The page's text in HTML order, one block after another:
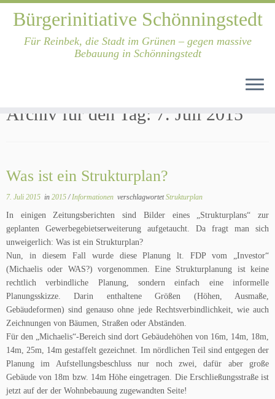
Bürgerinitiative Schönningstedt
Für Reinbek, die Stadt im Grünen – gegen massive
Bebauung in Schönningstedt
Archiv für den Tag: 7. Juli 2015
Was ist ein Strukturplan?
7. Juli 2015 in 2015/Informationen verschlagwortetStrukturplan
In einigen Zeitungsberichten sind Bilder eines „Strukturplans“ zur
geplanten Gewerbegebietserweiterung aufgetaucht. Da fragt man sich
unweigerlich: Was ist ein Strukturplan?
Nun, in diesem Fall wurde diese Planung lt. FDP vom „Investor“
(Michaelis oder WAS?) vorgenommen. Eine Strukturplanung ist keine
rechtlich verbindliche Planung, sondern einfach eine informelle
Planungsskizze. Darin enthaltene Größen (Höhen, Ausmaße,
Gebäudeformen) sind genauso ohne jede Rechtsverbindlichkeit, wie auch
Zeichnungen von Bäumen, Straßen oder Abständen.
Für den „Michaelis“-Bereich sind dort Gebäudehöhen von 16m, 14m, 18m,
14m, 25m, 14m gestaffelt gezeichnet. Im nördlichen Teil sind entgegen der
Planung im Aufstellungsbeschluss nur noch zwei, dafür aber große
Gebäude von 18m bzw. 14m Höhe eingetragen. Die Erschließungsstraße ist
jetzt auf der der Wohnbebauung zugewandten Seite!